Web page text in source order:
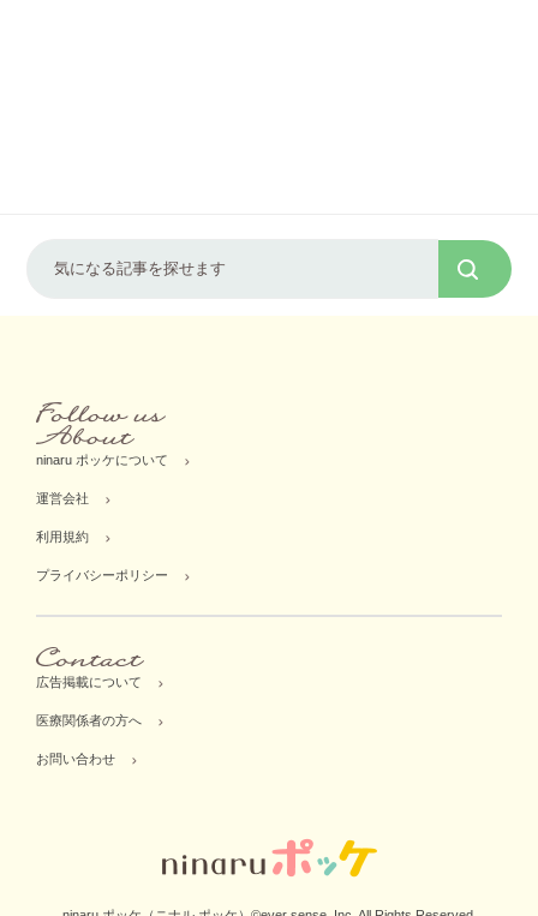
ninaru ポッケについて
運営会社
利用規約
プライバシーポリシー
広告掲載について
医療関係者の方へ
お問い合わせ